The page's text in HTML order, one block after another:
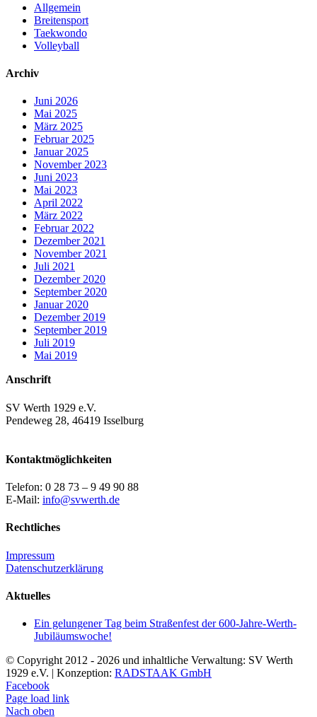
Allgemein
Breitensport
Taekwondo
Volleyball
Archiv
Juni 2026
Mai 2025
März 2025
Februar 2025
Januar 2025
November 2023
Juni 2023
Mai 2023
April 2022
März 2022
Februar 2022
Dezember 2021
November 2021
Juli 2021
Dezember 2020
September 2020
Januar 2020
Dezember 2019
September 2019
Juli 2019
Mai 2019
Anschrift
SV Werth 1929 e.V.
Pendeweg 28, 46419 Isselburg
Kontaktmöglichkeiten
Telefon: 0 28 73 – 9 49 90 88
E-Mail: info@svwerth.de
Rechtliches
Impressum
Datenschutzerklärung
Aktuelles
Ein gelungener Tag beim Straßenfest der 600-Jahre-Werth-
Jubiläumswoche!
© Copyright 2012 - 2026 und inhaltliche Verwaltung: SV Werth
1929 e.V. | Konzeption: RADSTAAK GmbH
Facebook
Page load link
Nach oben